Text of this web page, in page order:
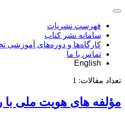
فهرست نشریات
سامانه نشر کتاب
کارگاه‌ها و دوره‌های
تماس با ما
English
تعداد مقالات: 1
مؤلفه های هویت ملی